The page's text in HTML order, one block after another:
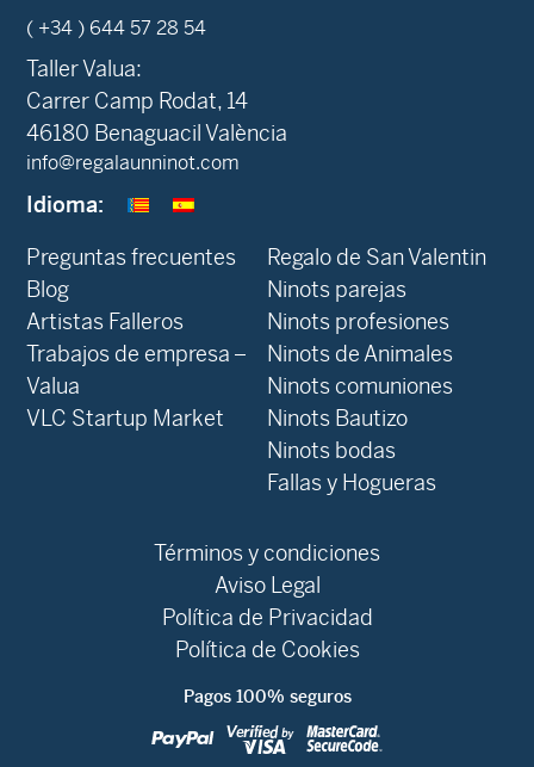
( +34 ) 644 57 28 54
Taller Valua:
Carrer Camp Rodat, 14
46180 Benaguacil València
info@regalaunninot.com
Idioma:
Preguntas frecuentes
Blog
Artistas Falleros
Trabajos de empresa –
Valua
VLC Startup Market
Regalo de San Valentin
Ninots parejas
Ninots profesiones
Ninots de Animales
Ninots comuniones
Ninots Bautizo
Ninots bodas
Fallas y Hogueras
Términos y condiciones
Aviso Legal
Política de Privacidad
Política de Cookies
Pagos 100% seguros